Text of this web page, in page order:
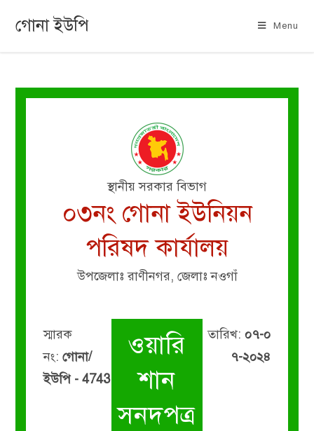
গোনা ইউপি Menu
স্থানীয় সরকার বিভাগ
০৩নং গোনা ইউনিয়ন
পরিষদ কার্যালয়
উপজেলাঃ রাণীনগর, জেলাঃ নওগাঁ
স্মারক
নং:গোনা/
ইউপি - 4743
ওয়ারি
শান
সনদপত্র
তারিখ: ০৭-০
৭-২০২৪